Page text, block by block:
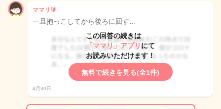
ママリ🔰
一旦抱っこしてから後ろに回す…
この回答の続きは
「ママリ」アプリ にて
お読みいただけます！
無料で続きを見る(全1件)
4月30日